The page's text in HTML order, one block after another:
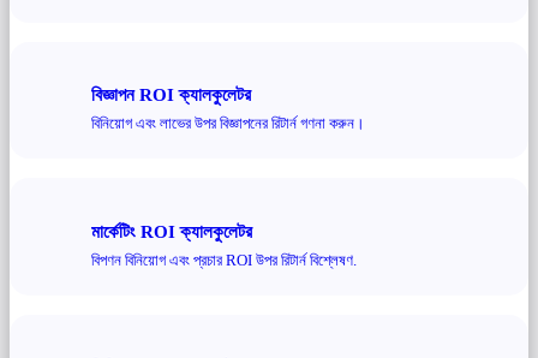
বিজ্ঞাপন ROI ক্যালকুলেটর
বিনিয়োগ এবং লাভের উপর বিজ্ঞাপনের রিটার্ন গণনা করুন।
মার্কেটিং ROI ক্যালকুলেটর
বিপণন বিনিয়োগ এবং প্রচার ROI উপর রিটার্ন বিশ্লেষণ.